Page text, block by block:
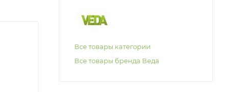
Все товары категории
Все товары бренда Веда